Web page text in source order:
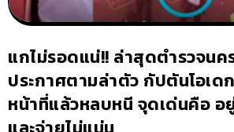
แกไม่รอดแน่!! ล่าสุดตำรวจน
ประกาศตามล่าตัว กัปตันโอเด
หน้าที่แล้วหลบหนี จุดเด่นคือ อ